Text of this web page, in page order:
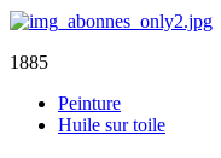
1885
Peinture
Huile sur toile